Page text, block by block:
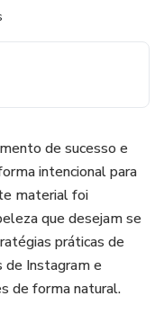
de sucesso e
intencional para
material foi
que desejam se
práticas de
de Instagram e
de forma natural.